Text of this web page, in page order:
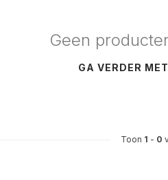
Geen
GA VERDER
Toon 1 - 0